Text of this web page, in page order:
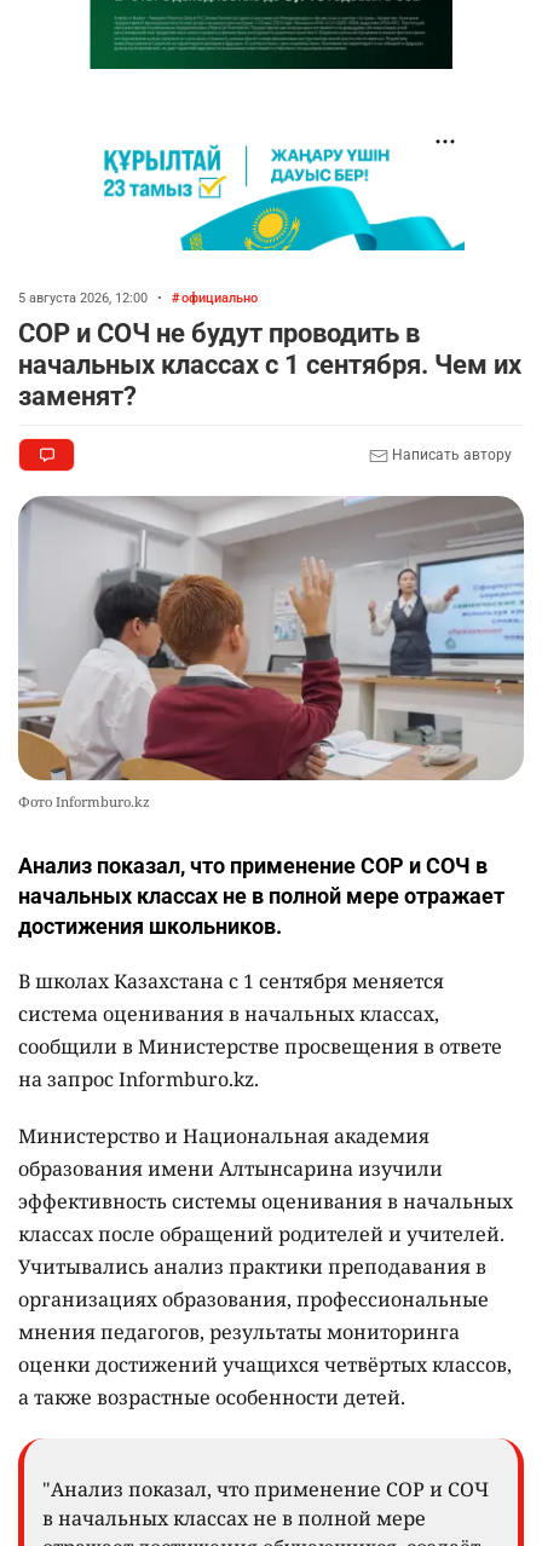
5 августа 2026, 12:00 • официально
СОР и СОЧ не будут проводить в
начальных классах с 1 сентября. Чем их
заменят?
Написать автору
Фото Informburo.kz
Анализ показал, что применение СОР и СОЧ в
начальных классах не в полной мере отражает
достижения школьников.
В школах Казахстана с 1 сентября меняется
система оценивания в начальных классах,
сообщили в Министерстве просвещения в ответе
на запрос Informburo.kz.
Министерство и Национальная академия
образования имени Алтынсарина изучили
эффективность системы оценивания в начальных
классах после обращений родителей и учителей.
Учитывались анализ практики преподавания в
организациях образования, профессиональные
мнения педагогов, результаты мониторинга
оценки достижений учащихся четвёртых классов,
а также возрастные особенности детей.
"Анализ показал, что применение СОР и СОЧ
в начальных классах не в полной мере